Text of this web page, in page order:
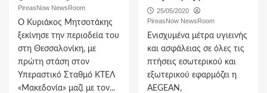
PireasNow NewsRoom
Ο Κυριάκος Μητσοτάκης
ξεκίνησε την περιοδεία του
στη Θεσσαλονίκη, με
πρώτη στάση στον
Υπεραστικό Σταθμό ΚΤΕΛ
«Μακεδονία» μαζί με τον...
25/05/2020
PireasNow NewsRoom
Ενισχυμένα μέτρα υγιεινής
και ασφάλειας σε όλες τις
πτήσεις εσωτερικού και
εξωτερικού εφαρμόζει η
ΑΕGEAN,